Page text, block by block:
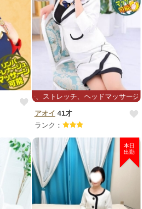
ピー、ストレッチ、ヘッドマッサージ施
アオイ 41才
ランク：
本日
出勤